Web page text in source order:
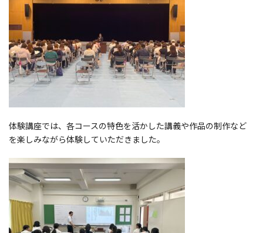
体験講座では、各コースの特色を活かした講義や作品の制作など
を楽しみながら体験していただきました。